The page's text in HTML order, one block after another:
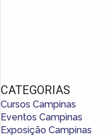
CATEGORIAS
Cursos Campinas
Eventos Campinas
Exposição Campinas